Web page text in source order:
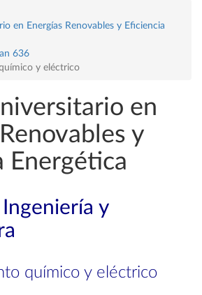
en Energías Renovables y Eficiencia
636
y eléctrico
en
y
Energética
Ingeniería y
químico y eléctrico